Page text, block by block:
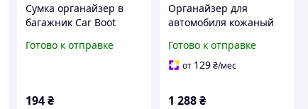
Сумка органайзер в
багажник Car Boot
515438And
Готово к отправке
194 ₴
Органайзер для
автомобиля кожаный
Tesla Model 3 Model X
Model Y Model S
Готово к отправке
от 129₴/мес
1 288₴